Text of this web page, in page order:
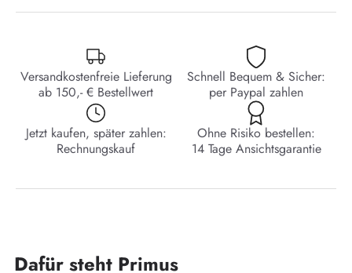
Versandkostenfreie Lieferung
ab 150,- € Bestellwert
Schnell Bequem & Sicher:
per Paypal zahlen
Jetzt kaufen, später zahlen:
Rechnungskauf
Ohne Risiko bestellen:
14 Tage Ansichtsgarantie
Dafür steht Primus